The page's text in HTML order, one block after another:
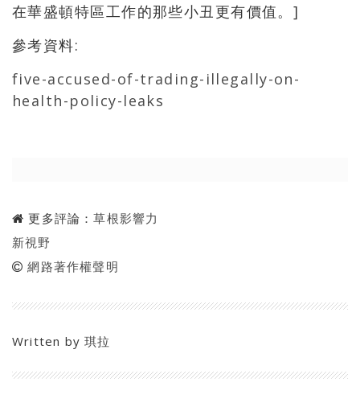
在華盛頓特區工作的那些小丑更有價值。]
參考資料:
five-accused-of-trading-illegally-on-
health-policy-leaks
更多評論：草根影響力
新視野
網路著作權聲明
Written by琪拉